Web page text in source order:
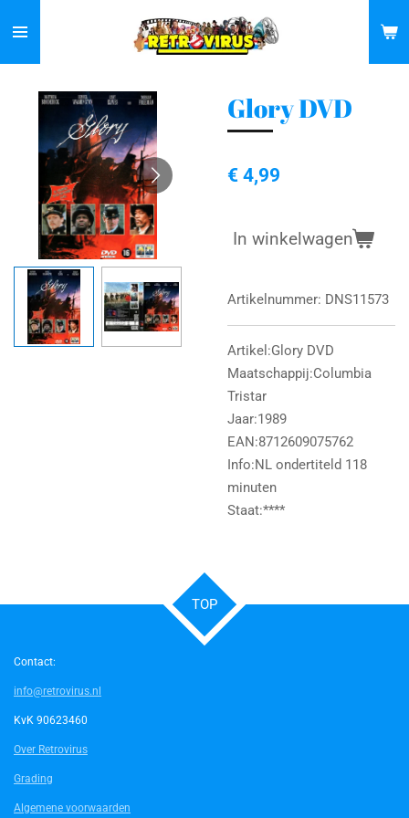
direct
naar
hoofdinhoud
Glory DVD
€ 4,99
In winkelwagen
Artikelnummer: DNS11573
Artikel:Glory DVD
Maatschappij:Columbia
Tristar
Jaar:1989
EAN:8712609075762
Info:NL ondertiteld 118
minuten
Staat:****
TOP
Contact:
info@retrovirus.nl
KvK 90623460
Over Retrovirus
Grading
Algemene voorwaarden